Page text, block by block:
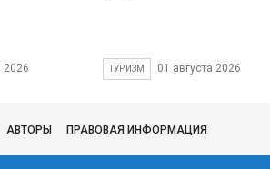
2026 ТУРИЗМ 01 августа 2026
АВТОРЫ ПРАВОВАЯ ИНФОРМАЦИЯ